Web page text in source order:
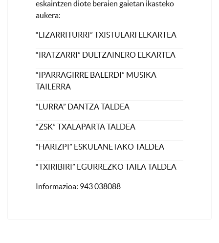
eskaintzen diote beraien gaietan ikasteko
aukera:
“LIZARRITURRI” TXISTULARI ELKARTEA
“IRATZARRI” DULTZAINERO ELKARTEA
“IPARRAGIRRE BALERDI” MUSIKA
TAILERRA
“LURRA” DANTZA TALDEA
“ZSK” TXALAPARTA TALDEA
“HARIZPI” ESKULANETAKO TALDEA
“TXIRIBIRI” EGURREZKO TAILA TALDEA
Informazioa: 943 038088